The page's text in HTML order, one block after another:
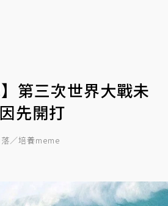
第三次世界大戰未
先開打
／培養meme